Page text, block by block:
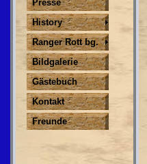
Presse
History
Ranger Rott bg.
Bildgalerie
Gästebuch
Kontakt
Freunde